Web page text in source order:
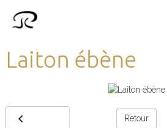
Laiton ébène
Retour